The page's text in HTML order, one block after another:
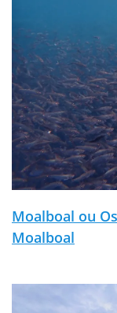
Moalboal ou
Moalboal